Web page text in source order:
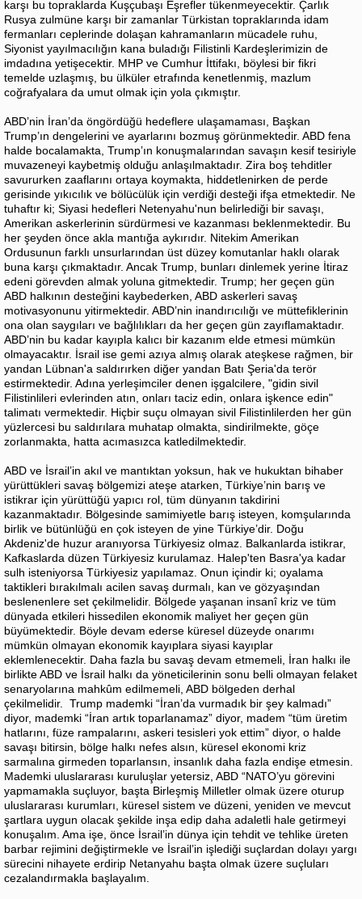
karşı bu topraklarda Kuşçubaşı Eşrefler tükenmeyecektir. Çarlık
Rusya zulmüne karşı bir zamanlar Türkistan topraklarında idam
fermanları ceplerinde dolaşan kahramanların mücadele ruhu,
Siyonist yayılmacılığın kana buladığı Filistinli Kardeşlerimizin de
imdadına yetişecektir. MHP ve Cumhur İttifakı, böylesi bir fikri
temelde uzlaşmış, bu ülküler etrafında kenetlenmiş, mazlum
coğrafyalara da umut olmak için yola çıkmıştır.
ABD’nin İran’da öngördüğü hedeflere ulaşamaması, Başkan
Trump’ın dengelerini ve ayarlarını bozmuş görünmektedir. ABD fena
halde bocalamakta, Trump’ın konuşmalarından savaşın kesif tesiriyle
muvazeneyi kaybetmiş olduğu anlaşılmaktadır. Zira boş tehditler
savururken zaaflarını ortaya koymakta, hiddetlenirken de perde
gerisinde yıkıcılık ve bölücülük için verdiği desteği ifşa etmektedir. Ne
tuhaftır ki; Siyasi hedefleri Netenyahu'nun belirlediği bir savaşı,
Amerikan askerlerinin sürdürmesi ve kazanması beklenmektedir. Bu
her şeyden önce akla mantığa aykırıdır. Nitekim Amerikan
Ordusunun farklı unsurlarından üst düzey komutanlar haklı olarak
buna karşı çıkmaktadır. Ancak Trump, bunları dinlemek yerine İtiraz
edeni görevden almak yoluna gitmektedir. Trump; her geçen gün
ABD halkının desteğini kaybederken, ABD askerleri savaş
motivasyonunu yitirmektedir. ABD’nin inandırıcılığı ve müttefiklerinin
ona olan saygıları ve bağlılıkları da her geçen gün zayıflamaktadır.
ABD’nin bu kadar kayıpla kalıcı bir kazanım elde etmesi mümkün
olmayacaktır. İsrail ise gemi azıya almış olarak ateşkese rağmen, bir
yandan Lübnan'a saldırırken diğer yandan Batı Şeria'da terör
estirmektedir. Adına yerleşimciler denen işgalcilere, "gidin sivil
Filistinlileri evlerinden atın, onları taciz edin, onlara işkence edin"
talimatı vermektedir. Hiçbir suçu olmayan sivil Filistinlilerden her gün
yüzlercesi bu saldırılara muhatap olmakta, sindirilmekte, göçe
zorlanmakta, hatta acımasızca katledilmektedir.
ABD ve İsrail’in akıl ve mantıktan yoksun, hak ve hukuktan bihaber
yürüttükleri savaş bölgemizi ateşe atarken, Türkiye’nin barış ve
istikrar için yürüttüğü yapıcı rol, tüm dünyanın takdirini
kazanmaktadır. Bölgesinde samimiyetle barış isteyen, komşularında
birlik ve bütünlüğü en çok isteyen de yine Türkiye’dir. Doğu
Akdeniz'de huzur aranıyorsa Türkiyesiz olmaz. Balkanlarda istikrar,
Kafkaslarda düzen Türkiyesiz kurulamaz. Halep'ten Basra'ya kadar
sulh isteniyorsa Türkiyesiz yapılamaz. Onun içindir ki; oyalama
taktikleri bırakılmalı acilen savaş durmalı, kan ve gözyaşından
beslenenlere set çekilmelidir. Bölgede yaşanan insanî kriz ve tüm
dünyada etkileri hissedilen ekonomik maliyet her geçen gün
büyümektedir. Böyle devam ederse küresel düzeyde onarımı
mümkün olmayan ekonomik kayıplara siyasi kayıplar
eklemlenecektir. Daha fazla bu savaş devam etmemeli, İran halkı ile
birlikte ABD ve İsrail halkı da yöneticilerinin sonu belli olmayan felaket
senaryolarına mahkûm edilmemeli, ABD bölgeden derhal
çekilmelidir. Trump mademki “İran’da vurmadık bir şey kalmadı”
diyor, mademki “İran artık toparlanamaz” diyor, madem “tüm üretim
hatlarını, füze rampalarını, askeri tesisleri yok ettim” diyor, o halde
savaşı bitirsin, bölge halkı nefes alsın, küresel ekonomi kriz
sarmalına girmeden toparlansın, insanlık daha fazla endişe etmesin.
Mademki uluslararası kuruluşlar yetersiz, ABD “NATO’yu görevini
yapmamakla suçluyor, başta Birleşmiş Milletler olmak üzere oturup
uluslararası kurumları, küresel sistem ve düzeni, yeniden ve mevcut
şartlara uygun olacak şekilde inşa edip daha adaletli hale getirmeyi
konuşalım. Ama işe, önce İsrail’in dünya için tehdit ve tehlike üreten
barbar rejimini değiştirmekle ve İsrail’in işlediği suçlardan dolayı yargı
sürecini nihayete erdirip Netanyahu başta olmak üzere suçluları
cezalandırmakla başlayalım.